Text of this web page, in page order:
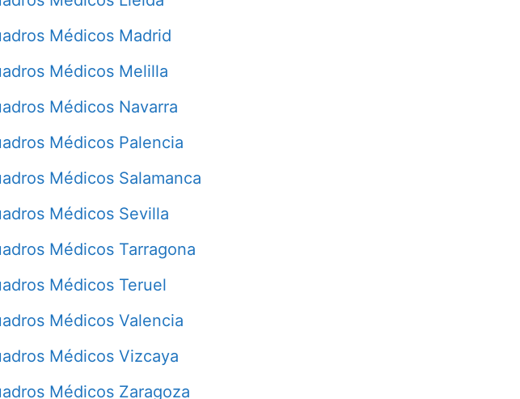
Médicos Madrid
Médicos Melilla
Médicos Navarra
Médicos Palencia
Médicos Salamanca
Médicos Sevilla
Médicos Tarragona
Médicos Teruel
Médicos Valencia
Médicos Vizcaya
Médicos Zaragoza